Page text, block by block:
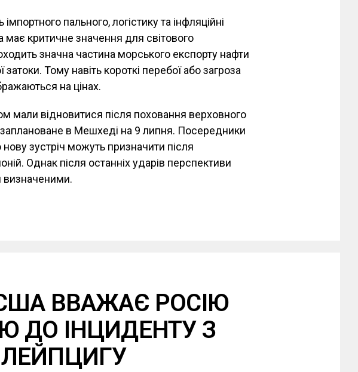
пального, логістику та інфляційні
має критичне значення для світового
значна частина морського експорту нафти
Тому навіть короткі перебої або загроза
на цінах.
мали відновитися після поховання верховного
заплановане в Мешхеді на 9 липня. Посередники
зустріч можуть призначити після
Однак після останніх ударів перспективи
ВВАЖАЄ РОСІЮ
ДО ІНЦИДЕНТУ З